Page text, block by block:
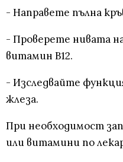
- Направете пълна
- Проверете нивата
витамин B12.
- Изследвайте
жлеза.
При необходимост
или витамини по